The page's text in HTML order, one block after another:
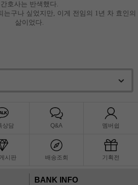
간호사는 반색했다.
는구나 싶었지만, 이게 전임의 1 년 차 효인의
삶이었다.
상담 Q&A 멤버쉽
시판 배송조회 기획전
BANK INFO